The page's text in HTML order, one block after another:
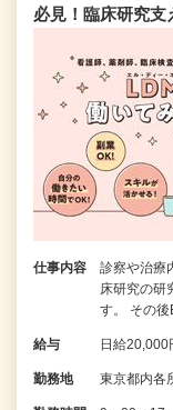
必見！臨床研究支
仕事内容
診察や治療
床研究の研
す。 その
給与 日給20,000
勤務地 東京都内